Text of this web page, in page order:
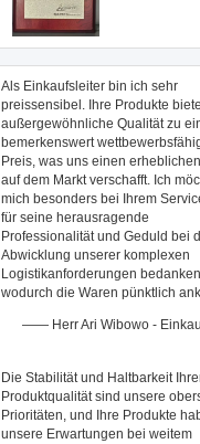
Als Einkaufsleiter bin ich sehr
preissensibel. Ihre Produkte
außergewöhnliche Qualität zu
bemerkenswert
Preis, was uns einen erheblichen
auf dem Markt verschafft. Ich
mich besonders bei Ihrem
für seine herausragende
Professionalität und Geduld bei
Abwicklung unserer komplexen
Logistikanforderungen
wodurch die Waren pünktlich
—— Herr Ari Wibowo -
Die Stabilität und Haltbarkeit
Produktqualität sind unsere
Prioritäten, und Ihre Produkte
unsere Erwartungen bei weitem